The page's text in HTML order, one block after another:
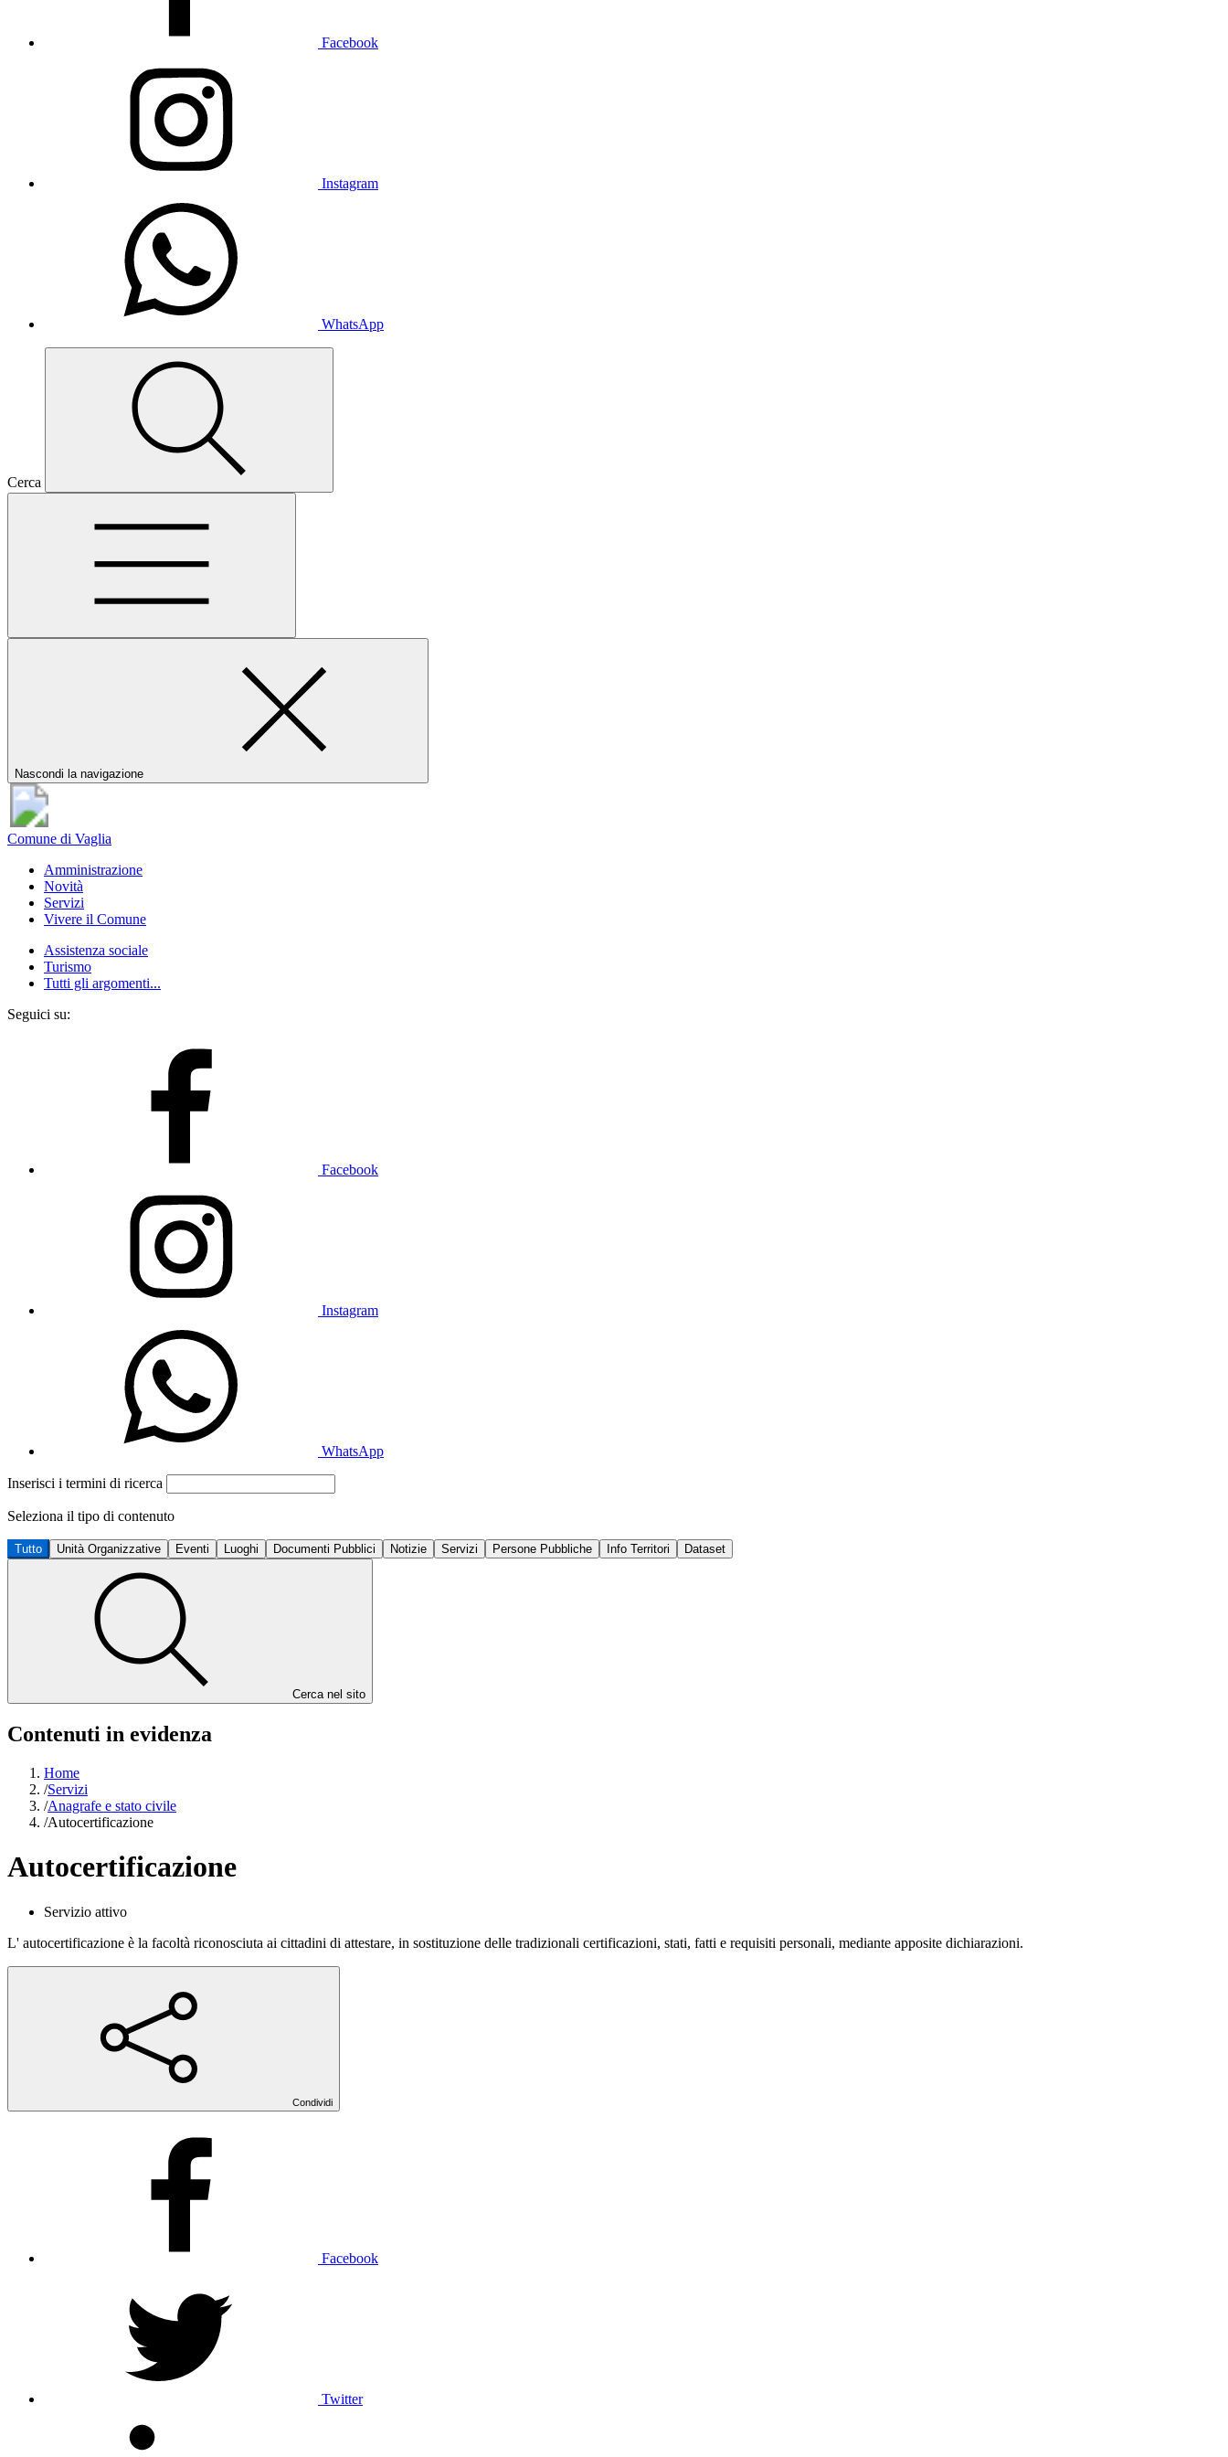
Facebook
Instagram
WhatsApp
Cerca
Nascondi la navigazione
Comune di Vaglia
Amministrazione
Novità
Servizi
Vivere il Comune
Assistenza sociale
Turismo
Tutti gli argomenti...
Seguici su:
Facebook
Instagram
WhatsApp
Inserisci i termini di ricerca
Seleziona il tipo di contenuto
Tutto Unità Organizzative Eventi Luoghi Documenti Pubblici Notizie Servizi Persone Pubbliche Info Territori Dataset
Cerca nel sito
Contenuti in evidenza
Home
/Servizi
/Anagrafe e stato civile
/Autocertificazione
Autocertificazione
Servizio attivo
L' autocertificazione è la facoltà riconosciuta ai cittadini di attestare, in sostituzione delle tradizionali certificazioni, stati, fatti e requisiti personali, mediante apposite dichiarazioni.
Condividi
Facebook
Twitter